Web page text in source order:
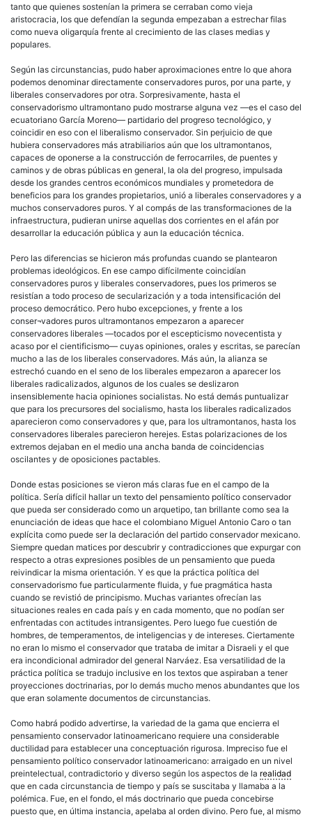
tanto que quienes sostenían la primera se cerraban como vieja
aristocracia, los que defendían la segunda empezaban a estrechar filas
como nueva oligarquía frente al crecimiento de las clases medias y
populares.
Según las circunstancias, pudo haber aproximaciones entre lo que ahora
podemos denominar directamente conservadores puros, por una parte, y
liberales conservadores por otra. Sorpresivamente, hasta el
conservadorismo ultramontano pudo mostrarse alguna vez —es el caso del
ecuatoriano García Moreno— partidario del progreso tecnológico, y
coincidir en eso con el liberalismo conservador. Sin perjuicio de que
hubiera conservadores más atrabiliarios aún que los ultramontanos,
capaces de oponerse a la construcción de ferrocarriles, de puentes y
caminos y de obras públicas en general, la ola del progreso, impulsada
desde los grandes centros económicos mundiales y prometedora de
beneficios para los grandes propietarios, unió a liberales conservadores y a
muchos conservadores puros. Y al compás de las transformaciones de la
infraestructura, pudieran unirse aquellas dos corrientes en el afán por
desarrollar la educación pública y aun la educación técnica.
Pero las diferencias se hicieron más profundas cuando se plantearon
problemas ideológicos. En ese campo difícilmente coincidían
conservadores puros y liberales conservadores, pues los primeros se
resistían a todo proceso de secularización y a toda intensificación del
proceso democrático. Pero hubo excepciones, y frente a los
conser¬vadores puros ultramontanos empezaron a aparecer
conservadores liberales —tocados por el escepticismo novecentista y
acaso por el cientificismo— cuyas opiniones, orales y escritas, se parecían
mucho a las de los liberales conservadores. Más aún, la alianza se
estrechó cuando en el seno de los liberales empezaron a aparecer los
liberales radicalizados, algunos de los cuales se deslizaron
insensiblemente hacia opiniones socialistas. No está demás puntualizar
que para los precursores del socialismo, hasta los liberales radicalizados
aparecieron como conservadores y que, para los ultramontanos, hasta los
conservadores liberales parecieron herejes. Estas polarizaciones de los
extremos dejaban en el medio una ancha banda de coincidencias
oscilantes y de oposiciones pactables.
Donde estas posiciones se vieron más claras fue en el campo de la
política. Sería difícil hallar un texto del pensamiento político conservador
que pueda ser considerado como un arquetipo, tan brillante como sea la
enunciación de ideas que hace el colombiano Miguel Antonio Caro o tan
explícita como puede ser la declaración del partido conservador mexicano.
Siempre quedan matices por descubrir y contradicciones que expurgar con
respecto a otras expresiones posibles de un pensamiento que pueda
reivindicar la misma orientación. Y es que la práctica política del
conservadorismo fue particularmente fluida, y fue pragmática hasta
cuando se revistió de principismo. Muchas variantes ofrecían las
situaciones reales en cada país y en cada momento, que no podían ser
enfrentadas con actitudes intransigentes. Pero luego fue cuestión de
hombres, de temperamentos, de inteligencias y de intereses. Ciertamente
no eran lo mismo el conservador que trataba de imitar a Disraeli y el que
era incondicional admirador del general Narváez. Esa versatilidad de la
práctica política se tradujo inclusive en los textos que aspiraban a tener
proyecciones doctrinarias, por lo demás mucho menos abundantes que los
que eran solamente documentos de circunstancias.
Como habrá podido advertirse, la variedad de la gama que encierra el
pensamiento conservador latinoamericano requiere una considerable
ductilidad para establecer una conceptuación rigurosa. Impreciso fue el
pensamiento político conservador latinoamericano: arraigado en un nivel
preintelectual, contradictorio y diverso según los aspectos de la realidad
que en cada circunstancia de tiempo y país se suscitaba y llamaba a la
polémica. Fue, en el fondo, el más doctrinario que pueda concebirse
puesto que, en última instancia, apelaba al orden divino. Pero fue, al mismo